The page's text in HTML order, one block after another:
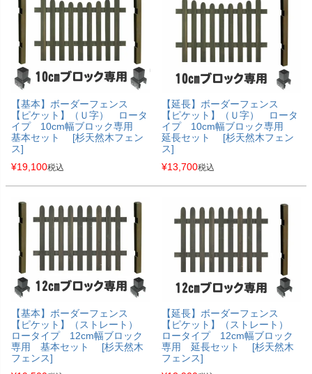
【基本】ボーダーフェンス
【ピケット】（Ｕ字） ロータ
イプ 10cm幅ブロック専用
基本セット [杉天然木フェン
ス]
¥19,100税込
【延長】ボーダーフェンス
【ピケット】（Ｕ字） ロータ
イプ 10cm幅ブロック専用
延長セット [杉天然木フェン
ス]
¥13,700税込
【基本】ボーダーフェンス
【ピケット】（ストレート）
ロータイプ 12cm幅ブロック
専用 基本セット [杉天然木
フェンス]
【延長】ボーダーフェンス
【ピケット】（ストレート）
ロータイプ 12cm幅ブロック
専用 延長セット [杉天然木
フェンス]